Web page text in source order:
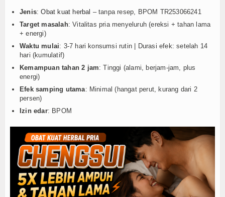
Jenis:Obat kuat herbal – tanpa resep, BPOM TR253066241
Target masalah: Vitalitas pria menyeluruh (ereksi + tahan lama
+ energi)
Waktu mulai: 3-7 hari konsumsi rutin | Durasi efek: setelah 14
hari (kumulatif)
Kemampuan tahan 2 jam: Tinggi (alami, berjam-jam, plus
energi)
Efek samping utama: Minimal (hangat perut, kurang dari 2
persen)
Izin edar: BPOM